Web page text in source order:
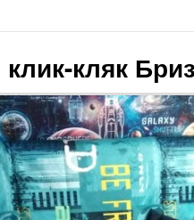
кляк